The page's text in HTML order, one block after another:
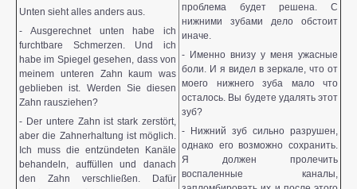
Unten sieht alles anders aus.
- Ausgerechnet unten habe ich
furchtbare Schmerzen. Und ich
habe im Spiegel gesehen, dass von
meinem unteren Zahn kaum was
geblieben ist. Werden Sie diesen
Zahn rausziehen?
- Der untere Zahn ist stark zerstört,
aber die Zahnerhaltung ist möglich.
Ich muss die entzündeten Kanäle
behandeln, auffüllen und danach
den Zahn verschließen. Dafür
проблема будет решена. С
нижними зубами дело обстоит
иначе.
- Именно внизу у меня ужасные
боли. И я видел в зеркале, что от
моего нижнего зуба мало что
осталось. Вы будете удалять этот
зуб?
- Нижний зуб сильно разрушен,
однако его возможно сохранить.
Я должен пролечить
воспаленные каналы,